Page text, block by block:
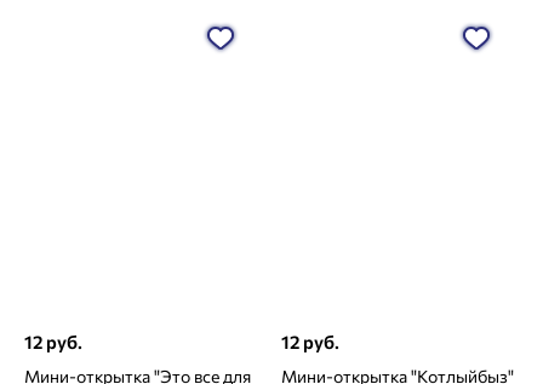
12 руб.
Мини-открытка "Это все для
12 руб.
Мини-открытка "Котлыйбыз"